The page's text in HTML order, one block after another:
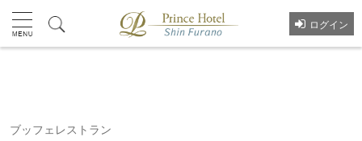
ログイン
ブッフェレストラン